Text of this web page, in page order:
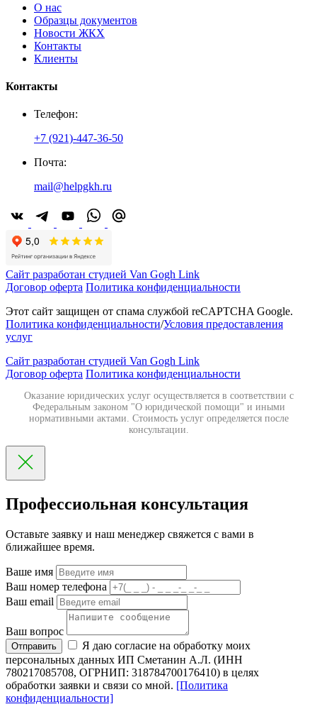
О нас
Образцы документов
Новости ЖКХ
Контакты
Клиенты
Контакты
Телефон:
+7 (921)-447-36-50
Почта:
mail@helpgkh.ru
Сайт разработан студией Van Gogh Link
Договор оферта Политика конфиденциальности
Этот сайт защищен от спама службой reCAPTCHA Google.
Политика конфиденциальности/Условия предоставления
услуг
Сайт разработан студией Van Gogh Link
Договор оферта Политика конфиденциальности
Оказание юридических услуг осуществляется в соответствии с
Федеральным законом "О юридической помощи" и иными
нормативными актами. Стоимость услуг определяется после
консультации.
Профессиольная консультация
Оставьте заявку и наш менеджер свяжется с вами в
ближайшее время.
Ваше имя
Ваш номер телефона
Ваш email
Ваш вопрос
Отправить
Я даю согласие на обработку моих
персональных данных ИП Сметанин А.Л. (ИНН
780217085708, ОГРНИП: 318784700176410) в целях
обработки заявки и связи со мной. [Политика
конфиденциальности]